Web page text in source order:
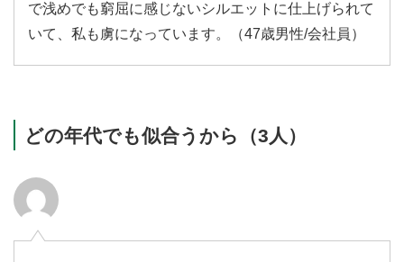
で浅めでも窮屈に感じないシルエットに仕上げられて
いて、私も虜になっています。（47歳男性/会社員）
どの年代でも似合うから（3人）